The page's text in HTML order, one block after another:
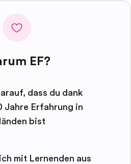
EF?
dass du dank
Jahre Erfahrung in
bist
mit Lernenden aus